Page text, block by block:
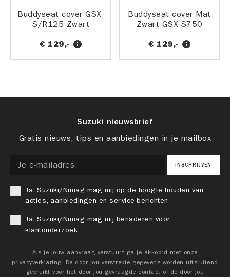
Buddyseat cover GSX-
S/R125 Zwart
€ 129,-
Buddyseat cover Mat
Zwart GSX-S750
€ 129,-
Suzuki nieuwsbrief
Gratis nieuws, tips en aanbiedingen in je mailbox
INSCHRIJVEN
Ja, Suzuki/Nimag mag mij op de hoogte houden van
acties, aanbiedingen en service-berichten
Ja, Suzuki/Nimag mag mij benaderen voor
klantonderzoek
Als je jouw aanvraag verstuurt ga je akkoord met onze
privacyverklaring. De door jou verstrekte gegevens worden uitsluitend
gebruikt voor het door jou gevraagde contact of de door jou